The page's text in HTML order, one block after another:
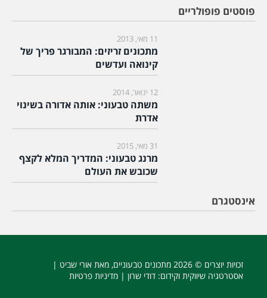
פוסטים פופולריים
11 מאי, 2013
מתכונים זריזים: המבורגר פריך של
קינואה ועדשים
12 ינואר, 2014
משתה טבעוני: אותה אדורה בשינוי
אדרת
31 מאי, 2015
מרנג טבעוני: המדריך המלא לקצף
שכובש את העולם
אינסטגרם
זכויות יוצרים © 2026 מתכונים טבעוניים, מאת אורי שביט |
אסטרטגיה שיווקית וקידום: דודי שרון | מדיניות פרטיות